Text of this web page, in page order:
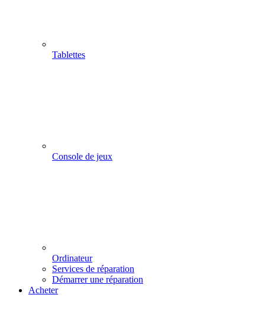
Tablettes
Console de jeux
Ordinateur
Services de réparation
Démarrer une réparation
Acheter